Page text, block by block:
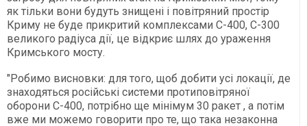
як тільки вони будуть знищені і повітряний простір
Криму не буде прикритий комплексами С-400, С-300
великого радіуса дії, це відкриє шлях до ураження
Кримського мосту.
"Робимо висновки: для того, щоб добити усі локації, де
знаходяться російські системи протиповітряної
оборони С-400, потрібно ще мінімум 30 ракет , а потім
вже ми можемо говорити про те, що така незаконна